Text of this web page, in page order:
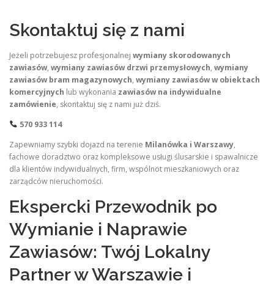
Skontaktuj się z nami
Jeżeli potrzebujesz profesjonalnej wymiany skorodowanych
zawiasów, wymiany zawiasów drzwi przemysłowych, wymiany
zawiasów bram magazynowych, wymiany zawiasów w obiektach
komercyjnych lub wykonania zawiasów na indywidualne
zamówienie, skontaktuj się z nami już dziś.
570 933 114
Zapewniamy szybki dojazd na terenie Milanówka i Warszawy,
fachowe doradztwo oraz kompleksowe usługi ślusarskie i spawalnicze
dla klientów indywidualnych, firm, wspólnot mieszkaniowych oraz
zarządców nieruchomości.
Ekspercki Przewodnik po
Wymianie i Naprawie
Zawiasów: Twój Lokalny
Partner w Warszawie i